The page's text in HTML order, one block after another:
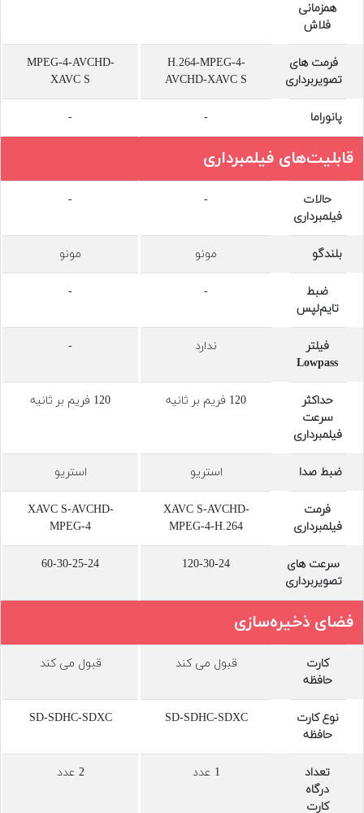
همزمانی
فلاش
فرمت های
تصویربرداری
H.264-MPEG-4-
AVCHD-XAVC S
MPEG-4-AVCHD-
XAVC S
پانوراما -
-
قابلیت‌های فیلمبرداری
حالات
فیلمبرداری
-
-
بلندگو مونو مونو
ضبط
تایم‌لپس
-
-
فیلتر
Lowpass
ندارد -
حداکثر
سرعت
فیلمبرداری
120 فریم بر ثانیه 120 فریم بر ثانیه
ضبط صدا استریو استریو
فرمت
فیلمبرداری
XAVC S-AVCHD-
MPEG-4-H.264
XAVC S-AVCHD-
MPEG-4
سرعت های
تصویربرداری
120-30-24
60-30-25-24
فضای ذخیره‌سازی
کارت
حافظه
قبول می کند قبول می کند
نوع کارت
حافظه
SD-SDHC-SDXC
SD-SDHC-SDXC
تعداد
درگاه
کارت
1 عدد 2 عدد